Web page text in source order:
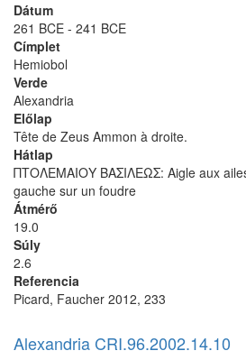
Dátum
261 BCE - 241 BCE
Címplet
Hemiobol
Verde
Alexandria
Előlap
Tête de Zeus Ammon à droite.
Hátlap
ΠΤΟΛΕΜΑΙΟΥ ΒΑΣΙΛΕΩΣ: Aigle aux
gauche sur un foudre
Átmérő
19.0
Súly
2.6
Referencia
Picard, Faucher 2012, 233
Alexandria CRI.96.2002.14.10